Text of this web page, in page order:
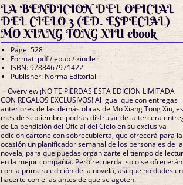
LA BENDICION DEL OFICIAL
DEL CIELO 3 (ED. ESPECIAL)
MO XIANG TONG XIU ebook
Page: 528
Format: pdf / epub / kindle
ISBN: 9788467971422
Publisher: Norma Editorial
Overview ¡NO TE PIERDAS ESTA EDICIÓN LIMITADA
CON REGALOS EXCLUSIVOS! Al igual que con entregas
anteriores de las demás obras de Mo Xiang Tong Xiu,
mes de septiembre podrás disfrutar de la tercera
de La bendición del Oficial del Cielo en su exclusiva
edición cartone con sobrecubierta, que ofrecerá para la
ocasión un planificador semanal de los personajes de la
novela, para que puedas organizarte el tiempo de
en la mejor compañía. Pero recuerda: solo se ofrecerán
con la primera edición de la novela, así que no dudes en
hacerte con ellas antes de que se agoten.